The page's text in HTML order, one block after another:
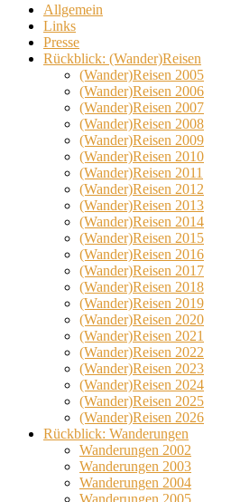
Allgemein
Links
Presse
Rückblick: (Wander)Reisen
(Wander)Reisen 2005
(Wander)Reisen 2006
(Wander)Reisen 2007
(Wander)Reisen 2008
(Wander)Reisen 2009
(Wander)Reisen 2010
(Wander)Reisen 2011
(Wander)Reisen 2012
(Wander)Reisen 2013
(Wander)Reisen 2014
(Wander)Reisen 2015
(Wander)Reisen 2016
(Wander)Reisen 2017
(Wander)Reisen 2018
(Wander)Reisen 2019
(Wander)Reisen 2020
(Wander)Reisen 2021
(Wander)Reisen 2022
(Wander)Reisen 2023
(Wander)Reisen 2024
(Wander)Reisen 2025
(Wander)Reisen 2026
Rückblick: Wanderungen
Wanderungen 2002
Wanderungen 2003
Wanderungen 2004
Wanderungen 2005